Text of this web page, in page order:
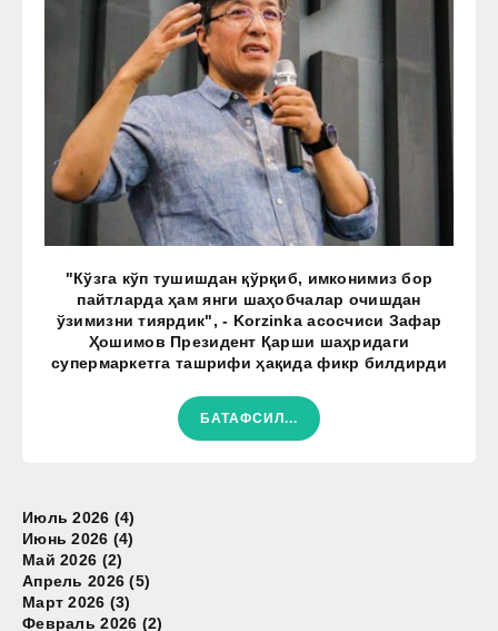
"Кўзга кўп тушишдан қўрқиб, имконимиз бор
пайтларда ҳам янги шаҳобчалар очишдан
ўзимизни тиярдик", - Korzinka асосчиси Зафар
Ҳошимов Президент Қарши шаҳридаги
супермаркетга ташрифи ҳақида фикр билдирди
БАТАФСИЛ...
Июль 2026 (4)
Июнь 2026 (4)
Май 2026 (2)
Апрель 2026 (5)
Март 2026 (3)
Февраль 2026 (2)